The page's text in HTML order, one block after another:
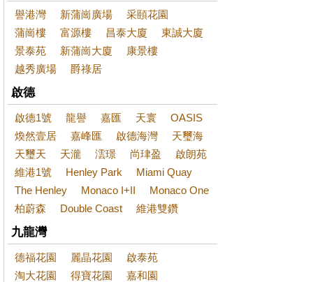
譽港灣 新蒲崗廣場
采頤花園
蒲崗樓
富源樓 昌泰大廈
東誠大廈
景泰苑
新蒲崗大廈
康景樓
越秀廣場
爵祿居
啟德
啟德1號 龍譽 嘉匯 天寰
OASIS
煥然壹居
嘉峰匯 啟德海灣
天璽海
天璽天
天瀧 澐璟 尚珒盈
啟朗苑
維港1號
Henley Park
Miami Quay
The Henley
Monaco I+II
Monaco One
柏蔚森
Double Coast 維港雙鑽
九龍灣
德福花園 麗晶花園
啟泰苑
淘大花園
得寶花園 嘉和園